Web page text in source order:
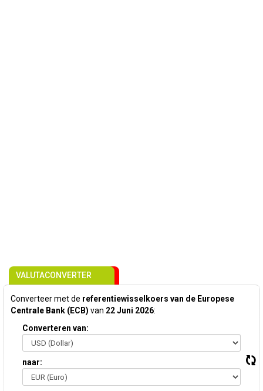
VALUTACONVERTER
Converteer met de referentiewisselkoers van de Europese
Centrale Bank (ECB) van 22 Juni 2026:
Converteren van:
naar: